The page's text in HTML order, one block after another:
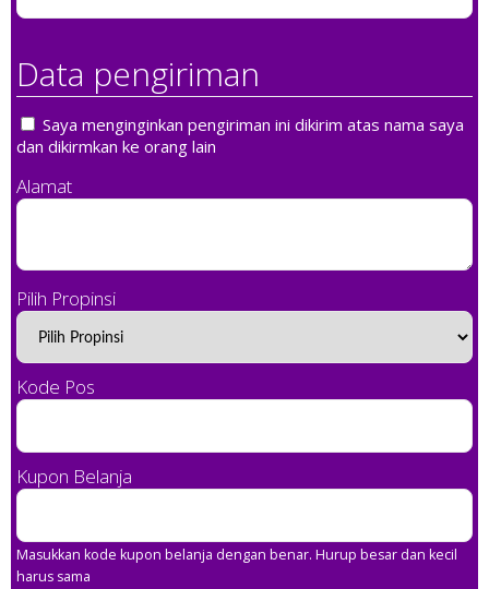
Data pengiriman
Saya menginginkan pengiriman ini dikirim atas nama saya
dan dikirmkan ke orang lain
Alamat
Pilih Propinsi
Kode Pos
Kupon Belanja
Masukkan kode kupon belanja dengan benar. Hurup besar dan kecil
harus sama